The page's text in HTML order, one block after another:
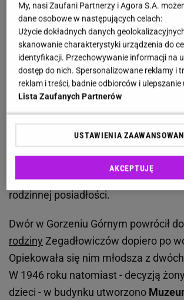
w parku krajobrazowym stopniowo
w część leśną i jestwpisany do
nieruchomychwojewództwa
zbudowany w pierwszej połowie XIX
roku jego właścicielem stał się Tytus
ojciec Emila. To tutaj przyszły poeta
zajęli i splądrowali niemieccy
niego kolekcję sztuk i zniszczyli
Sosnowcu i tym samym nie
rodzinnej posiadłości.
Dwór w Gorzeniu Górnym powrócił do
rodziny Zegadłowiczów dopiero po
Opiekowała się nim młodsza z
W 1946 roku natomiast - decyzją
dzieci - w budynku utworzono
My, nasi Zaufani Partnerzy i Agora S.A.
dane osobowe w następujących celach:
Użycie dokładnych danych
skanowanie charakterystyki urządzenia do
identyfikacji. Przechowywanie informacji na
dostęp do nich. Spersonalizowane reklamy i
reklam i treści, badnie odbiorców i ulepszanie
Lista Zaufanych Partnerów
USTAWIENIA
AKCEPTUJĘ